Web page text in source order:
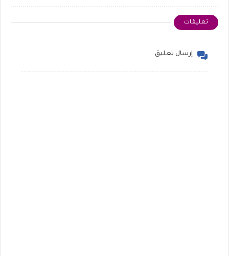
تعليقات
إرسال تعليق